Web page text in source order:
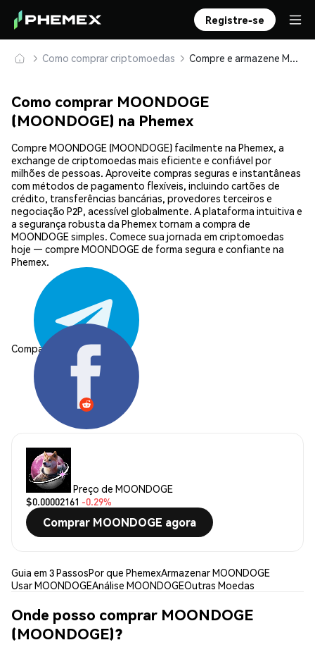
Registre-se
Como comprar criptomoedas Compre e armazene MOONDOGE (MOONDOGE) com segurança
Como comprar MOONDOGE
(MOONDOGE) na Phemex
Compre MOONDOGE (MOONDOGE) facilmente na Phemex, a
exchange de criptomoedas mais eficiente e confiável por
milhões de pessoas. Aproveite compras seguras e instantâneas
com métodos de pagamento flexíveis, incluindo cartões de
crédito, transferências bancárias, provedores terceiros e
negociação P2P, acessível globalmente. A plataforma intuitiva e
a segurança robusta da Phemex tornam a compra de
MOONDOGE simples. Comece sua jornada em criptomoedas
hoje — compre MOONDOGE de forma segura e confiante na
Phemex.
Compartilhar:
Preço de MOONDOGE
$0.00002161 -0.29%
Comprar MOONDOGE agora
Guia em 3 PassosPor que PhemexArmazenar MOONDOGE
Usar MOONDOGEAnálise MOONDOGEOutras Moedas
Onde posso comprar MOONDOGE
(MOONDOGE)?